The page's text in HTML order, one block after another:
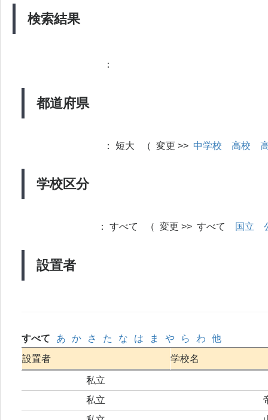
検索結果
都道府県
：
学校区分
： 短大 （ 変更 >> 中学校 高校
設置者
： すべて （ 変更 >> すべて 国立
すべて あ か さ た な は ま や ら わ
他
設置者
学校名
私立
私立